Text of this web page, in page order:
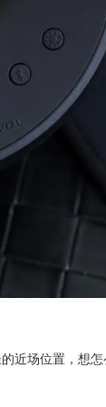
近场位置，想怎